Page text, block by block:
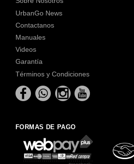
UrbanGo News
Contactanos
Manuales
Videos
Garantía
Términos y Condiciones
FORMAS DE PAGO